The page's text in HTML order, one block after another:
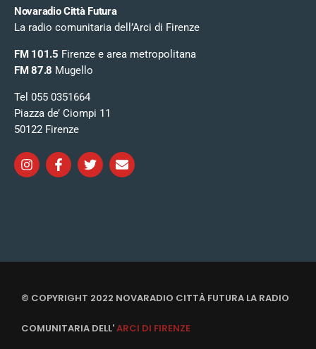
Novaradio Città Futura
La radio comunitaria dell’Arci di Firenze
FM 101.5 Firenze e area metropolitana
FM 87.8 Mugello
Tel 055 0351664
Piazza de’ Ciompi 11
50122 Firenze
© COPYRIGHT 2022 NOVARADIO CITTÀ FUTURA LA RADIO
COMUNITARIA DELL'ARCI DI FIRENZE